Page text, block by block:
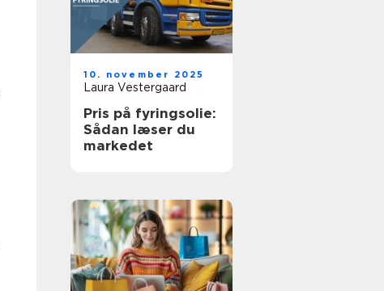
10. november 2025
Laura Vestergaard
Pris på fyringsolie:
Sådan læser du
markedet